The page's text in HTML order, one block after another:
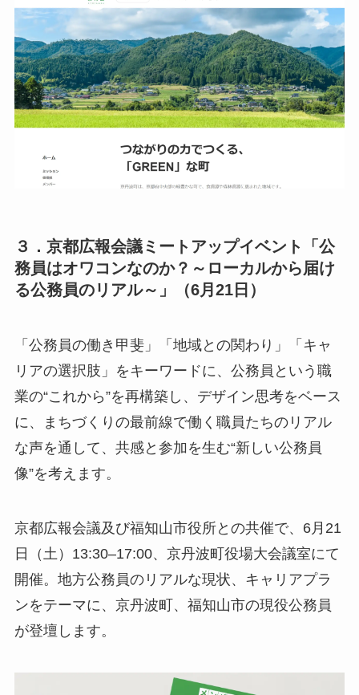
３．京都広報会議ミートアップイベント「公
務員はオワコンなのか？～ローカルから届け
る公務員のリアル～」（6月21日）
「公務員の働き甲斐」「地域との関わり」「キャ
リアの選択肢」をキーワードに、公務員という職
業の“これから”を再構築し、デザイン思考をベース
に、まちづくりの最前線で働く職員たちのリアル
な声を通して、共感と参加を生む“新しい公務員
像”を考えます。
京都広報会議及び福知山市役所との共催で、6月21
日（土）13:30–17:00、京丹波町役場大会議室にて
開催。地方公務員のリアルな現状、キャリアプラ
ンをテーマに、京丹波町、福知山市の現役公務員
が登壇します。